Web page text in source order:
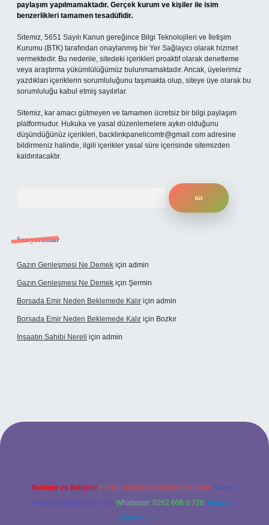
paylaşım yapılmamaktadır. Gerçek kurum ve kişiler ile isim
benzerlikleri tamamen tesadüfidir.
Sitemiz, 5651 Sayılı Kanun gereğince Bilgi Teknolojileri ve İletişim
Kurumu (BTK) tarafından onaylanmış bir Yer Sağlayıcı olarak hizmet
vermektedir. Bu nedenle, sitedeki içerikleri proaktif olarak denetleme
veya araştırma yükümlülüğümüz bulunmamaktadır. Ancak, üyelerimiz
yazdıkları içeriklerin sorumluluğunu taşımakta olup, siteye üye olarak bu
sorumluluğu kabul etmiş sayılırlar.
Sitemiz, kar amacı gütmeyen ve tamamen ücretsiz bir bilgi paylaşım
platformudur. Hukuka ve yasal düzenlemelere aykırı olduğunu
düşündüğünüz içerikleri, backlinkpanelicomtr@gmail.com adresine
bildirmeniz halinde, ilgili içerikler yasal süre içerisinde sitemizden
kaldırılacaktır.
Son yorumlar
Gazın Genleşmesi Ne Demek için admin
Gazın Genleşmesi Ne Demek için Şermin
Borsada Emir Neden Beklemede Kalır için admin
Borsada Emir Neden Beklemede Kalır için Bozkır
Inşaatın Sahibi Nereli için admin
Reklam ve İletişim: E-mail: backlinkpaneli@gmail.com Teams:
forumhizmeti@gmail.com Whatsapp: 0262 606 0 726 Telegram:
@karabul